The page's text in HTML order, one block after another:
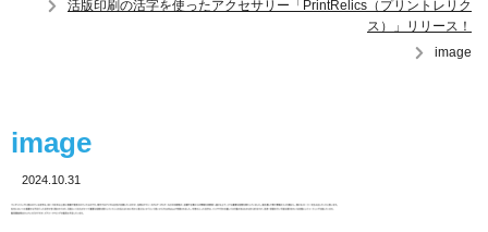
活版印刷の活字を使ったアクセサリー「PrintRelics（プリントレリク
ス）」リリース！
image
image
2024.10.31